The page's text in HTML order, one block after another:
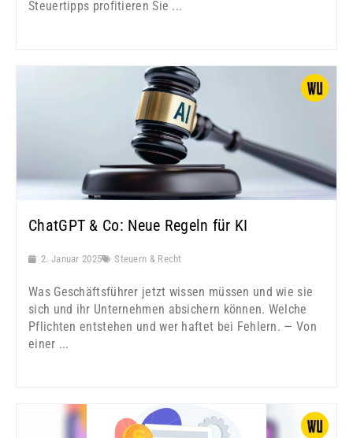
Steuertipps profitieren Sie ...
ChatGPT & Co: Neue Regeln für KI
2. Januar 2025 Steuern & Recht
Was Geschäftsführer jetzt wissen müssen und wie sie
sich und ihr Unternehmen absichern können. Welche
Pflichten entstehen und wer haftet bei Fehlern. — Von
einer ...